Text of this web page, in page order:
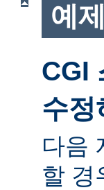
예제
CGI
수정
다음
할 경